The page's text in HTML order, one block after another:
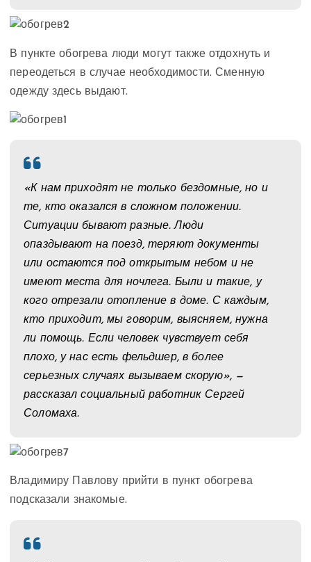
В пункте обогрева люди могут также отдохнуть и
переодеться в случае необходимости. Сменную
одежду здесь выдают.
«К нам приходят не только бездомные, но и
те, кто оказался в сложном положении.
Ситуации бывают разные. Люди
опаздывают на поезд, теряют документы
или остаются под открытым небом и не
имеют места для ночлега. Были и такие, у
кого отрезали отопление в доме. С каждым,
кто приходит, мы говорим, выясняем, нужна
ли помощь. Если человек чувствует себя
плохо, у нас есть фельдшер, в более
серьезных случаях вызываем скорую», —
рассказал социальный работник Сергей
Соломаха.
Владимиру Павлову прийти в пункт обогрева
подсказали знакомые.